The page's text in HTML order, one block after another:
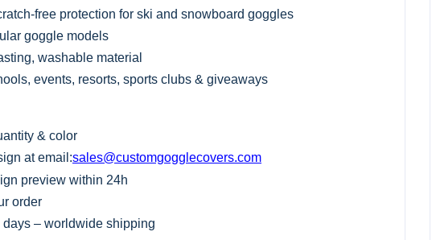
free protection for ski and snowboard goggles
goggle models
washable material
events, resorts, sports clubs & giveaways
& color
at email:sales@customgogglecovers.com
preview within 24h
order
– worldwide shipping